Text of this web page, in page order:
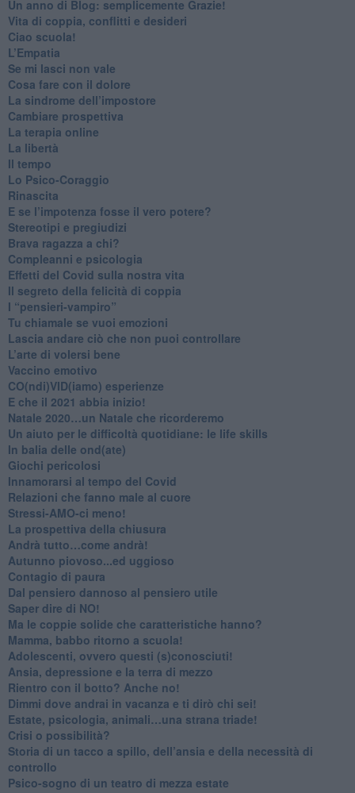
​Un anno di Blog: semplicemente Grazie!
​Vita di coppia, conflitti e desideri
​Ciao scuola!
​L’Empatia
​Se mi lasci non vale
Cosa fare con il dolore
​La sindrome dell’impostore
​Cambiare prospettiva
La terapia online
La libertà
​Il tempo
​Lo Psico-Coraggio
Rinascita
​E se l’impotenza fosse il vero potere?
Stereotipi e pregiudizi
​Brava ragazza a chi?
​Compleanni e psicologia
Effetti del Covid sulla nostra vita
Il segreto della felicità di coppia
​I “pensieri-vampiro”
​Tu chiamale se vuoi emozioni
​Lascia andare ciò che non puoi controllare
L’arte di volersi bene
​Vaccino emotivo
CO(ndi)VID(iamo) esperienze
​E che il 2021 abbia inizio!
​Natale 2020…un Natale che ricorderemo
Un aiuto per le difficoltà quotidiane: le life skills
​In balia delle ond(ate)
Giochi pericolosi
Innamorarsi al tempo del Covid
​Relazioni che fanno male al cuore
​Stressi-AMO-ci meno!
​La prospettiva della chiusura
​Andrà tutto…come andrà!
Autunno piovoso...ed uggioso
​Contagio di paura
​Dal pensiero dannoso al pensiero utile
​Saper dire di NO!
​Ma le coppie solide che caratteristiche hanno?
​Mamma, babbo ritorno a scuola!
Adolescenti, ovvero questi (s)conosciuti!
Ansia, depressione e la terra di mezzo
​Rientro con il botto? Anche no!
Dimmi dove andrai in vacanza e ti dirò chi sei!
​Estate, psicologia, animali…una strana triade!
​Crisi o possibilità?
​Storia di un tacco a spillo, dell’ansia e della necessità di
controllo
​Psico-sogno di un teatro di mezza estate